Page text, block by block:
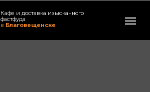
Кафе и доставка изысканного
фастфуда
в Благовещенске